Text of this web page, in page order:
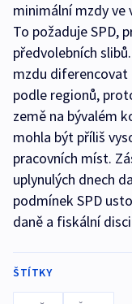
minimální mzdy ve
To požaduje SPD,
předvolebních
mzdu diferencovat
podle regionů,
země na bývalém
mohla být příliš
pracovních míst.
uplynulých dnech
podmínek SPD
daně a fiskální
ŠTÍTKY